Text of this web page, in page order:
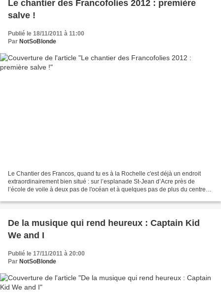
Le chantier des Francofolies 2012 : première
salve !
Publié le 18/11/2011 à 11:00
Par NotSoBlonde
Le Chantier des Francos, quand tu es à la Rochelle c'est déjà un endroit
extraordinairement bien situé : sur l’esplanade St-Jean d’Acre près de
l’école de voile à deux pas de l'océan et à quelques pas de plus du centre
De la musique qui rend heureux : Captain Kid
We and I
Publié le 17/11/2011 à 20:00
Par NotSoBlonde